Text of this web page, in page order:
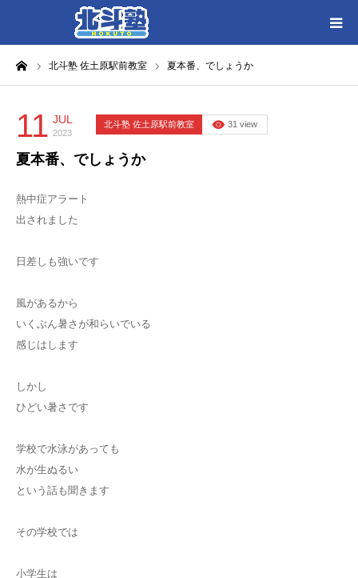
北斗塾 佐土原駅前教室 夏本番、でしょうか
11 JUL
2023
北斗塾 佐土原駅前教室 31 view
夏本番、でしょうか
熱中症アラート
出されました
日差しも強いです
風があるから
いくぶん暑さが和らいでいる
感じはします
しかし
ひどい暑さです
学校で水泳があっても
水が生ぬるい
という話も聞きます
その学校では
小学生は
HOME
各教室別に記事を見る
北斗塾／教室一覧
お問い合わせ